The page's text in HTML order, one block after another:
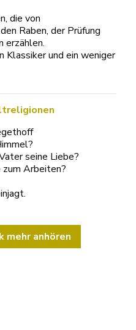
die von
Raben, der Prüfung
erzählen.
Klassiker und ein weniger
seine Liebe?
Arbeiten?
mehr anhören